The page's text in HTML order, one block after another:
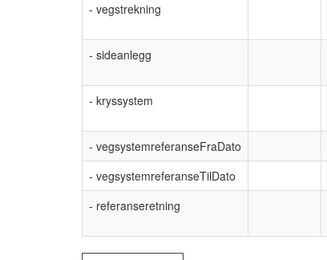
- vegstrekning
- sideanlegg
- kryssystem
- vegsystemreferanseFraDato
- vegsystemreferanseTilDato
- referanseretning